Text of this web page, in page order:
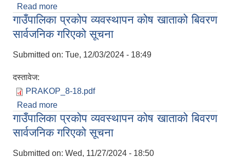
Read more
गाउँपालिका प्रकोप व्यवस्थापन कोष खाताको बिवरण
सार्वजनिक गरिएको सूचना
Submitted on: Tue, 12/03/2024 - 18:49
दस्तावेज:
PRAKOP_8-18.pdf
Read more
सार्वजनिक गरिएको सूचना
गाउँपालिका प्रकोप व्यवस्थापन कोष खाताको बिवरण
सार्वजनिक गरिएको सूचना
Submitted on: Wed, 11/27/2024 - 18:50